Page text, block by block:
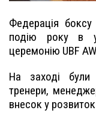
Федерація
подію року в
церемонію UBF
На заході були
тренери,
внесок у розвиток